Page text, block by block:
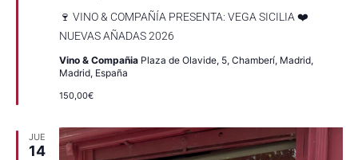
🍷 VINO & COMPAÑÍA PRESENTA: VEGA SICILIA ❤️
NUEVAS AÑADAS 2026
Vino & Compañia Plaza de Olavide, 5, Chamberí, Madrid,
Madrid, España
150,00€
JUE
14